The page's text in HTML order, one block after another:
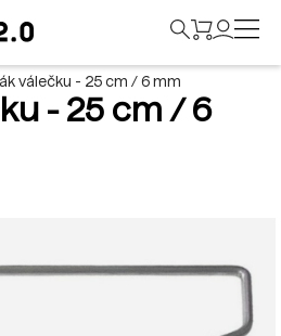
válečku - 25 cm / 6 mm
- 25 cm / 6